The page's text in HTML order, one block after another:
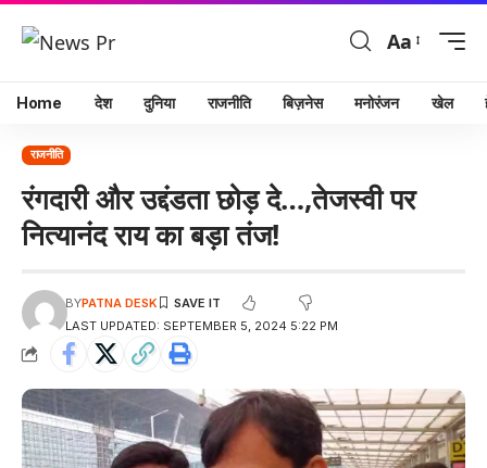
Aa
Home देश दुनिया राजनीति बिज़नेस मनोरंजन खेल
राजनीति
रंगदारी और उद्दंडता छोड़ दे…,तेजस्वी पर
नित्यानंद राय का बड़ा तंज!
LAST UPDATED: SEPTEMBER 5, 2024 5:22 PM
BYPATNA DESK